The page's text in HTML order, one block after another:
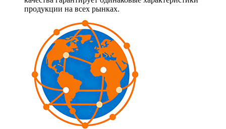
продукции на всех рынках.